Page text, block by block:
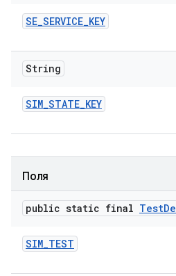
SE_SERVICE_KEY
String
SIM_STATE_KEY
Поля
public static final Test
SIM_TEST